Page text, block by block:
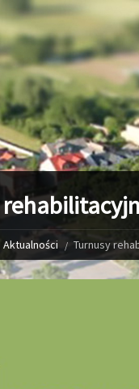
Aktualności Turnusy